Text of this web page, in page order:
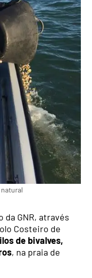
da GNR, através
Costeiro de
de bivalves,
, na praia de